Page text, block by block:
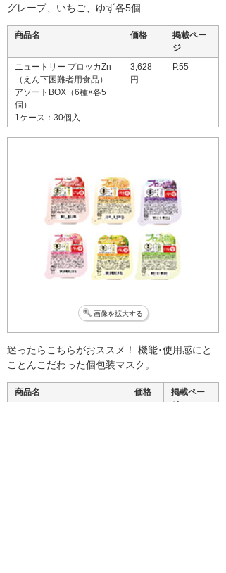
グレープ、いちご、ゆず各5個
商品名 価格
掲載ペー
ジ
ニュートリー プロッカZn
（えん下困難者用食品）
アソートBOX（6種×各5
個）
1ケース：30個入
3,628
円
P.55
画像を拡大する
迷ったらこちらがおススメ！ 機能･使用感にと
ことんこだわった個包装マスク。
商品名 価格
掲載ペー
ジ